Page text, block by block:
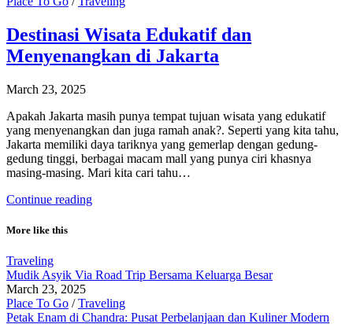
Destinasi Wisata Edukatif dan
Menyenangkan di Jakarta
March 23, 2025
Apakah Jakarta masih punya tempat tujuan wisata yang edukatif
yang menyenangkan dan juga ramah anak?. Seperti yang kita tahu,
Jakarta memiliki daya tariknya yang gemerlap dengan gedung-
gedung tinggi, berbagai macam mall yang punya ciri khasnya
masing-masing. Mari kita cari tahu…
Continue reading
More like this
Traveling
Mudik Asyik Via Road Trip Bersama Keluarga Besar
March 23, 2025
Place To Go /Traveling
Petak Enam di Chandra: Pusat Perbelanjaan dan Kuliner Modern